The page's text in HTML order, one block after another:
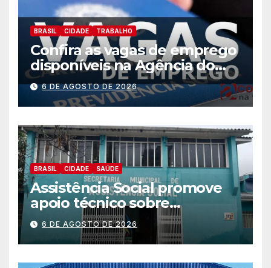
BRASIL CIDADE TRABALHO
Confira as vagas de emprego
disponíveis na Agência do
Trabalhador
6 DE AGOSTO DE 2026
BRASIL CIDADE SAÚDE
Assistência Social promove
apoio técnico sobre
preparação e resposta a
situações de emergência e
calamidade pública
6 DE AGOSTO DE 2026